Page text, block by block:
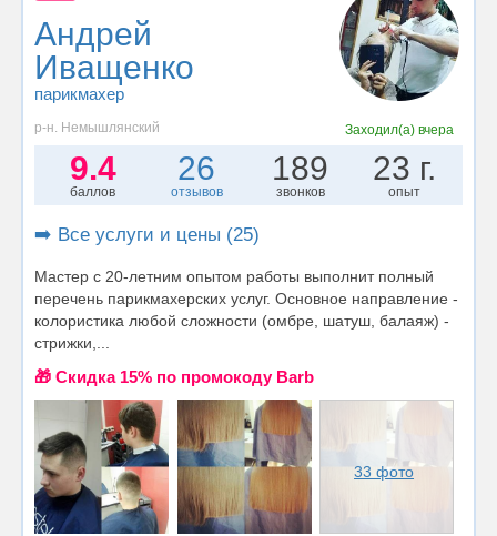
Андрей
Иващенко
парикмахер
р-н. Немышлянский Заходил(а)вчера
9.4
баллов
26
отзывов
189
звонков
23 г.
опыт
➡️ Все услуги и цены (25)
Мастер с 20-летним опытом работы выполнит полный
перечень парикмахерских услуг. Основное направление -
колористика любой сложности (омбре, шатуш, балаяж) -
стрижки,...
🎁 Cкидка 15% по промокоду Barb
33 фото